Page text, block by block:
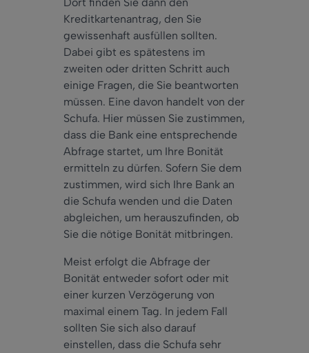
Kreditkartenantrag, den Sie
gewissenhaft ausfüllen sollten.
Dabei gibt es spätestens im
zweiten oder dritten Schritt auch
einige Fragen, die Sie beantworten
müssen. Eine davon handelt von der
Schufa. Hier müssen Sie zustimmen,
dass die Bank eine entsprechende
Abfrage startet, um Ihre Bonität
ermitteln zu dürfen. Sofern Sie dem
zustimmen, wird sich Ihre Bank an
die Schufa wenden und die Daten
abgleichen, um herauszufinden, ob
Sie die nötige Bonität mitbringen.
Meist erfolgt die Abfrage der
Bonität entweder sofort oder mit
einer kurzen Verzögerung von
maximal einem Tag. In jedem Fall
sollten Sie sich also darauf
einstellen, dass die Schufa sehr